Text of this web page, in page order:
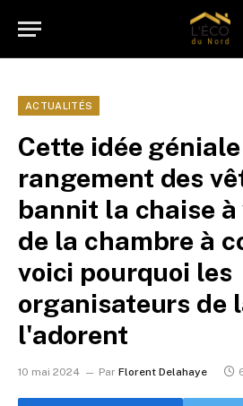
ACTUALITÉS
Cette idée
rangement des
bannit la chaise
de la chambre à
voici pourquoi les
organisateurs de
l'adorent
10 mai 2024 Par Florent Delahaye